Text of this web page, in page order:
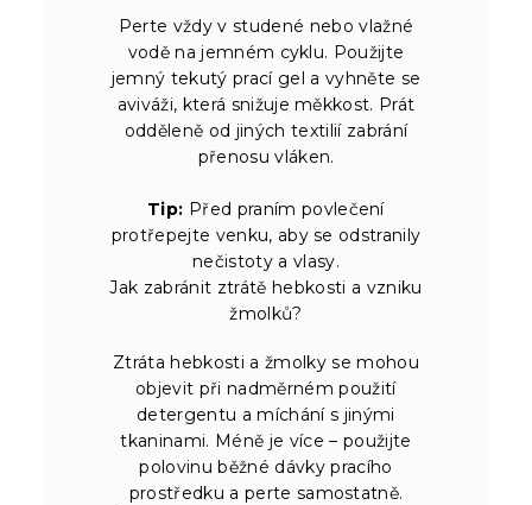
Perte vždy v studené nebo vlažné
vodě na jemném cyklu. Použijte
jemný tekutý prací gel a vyhněte se
aviváži, která snižuje měkkost. Prát
odděleně od jiných textilií zabrání
přenosu vláken.
Tip: Před praním povlečení
protřepejte venku, aby se odstranily
nečistoty a vlasy.
Jak zabránit ztrátě hebkosti a vzniku
žmolků?
Ztráta hebkosti a žmolky se mohou
objevit při nadměrném použití
detergentu a míchání s jinými
tkaninami. Méně je více – použijte
polovinu běžné dávky pracího
prostředku a perte samostatně.